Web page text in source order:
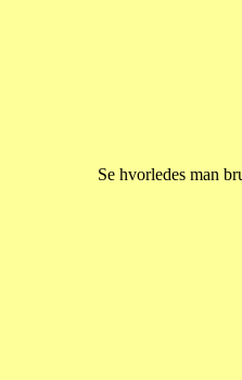
Se hvorledes man